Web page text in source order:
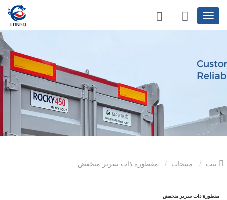
منتجات
مقطورة ذات سرير منخفض